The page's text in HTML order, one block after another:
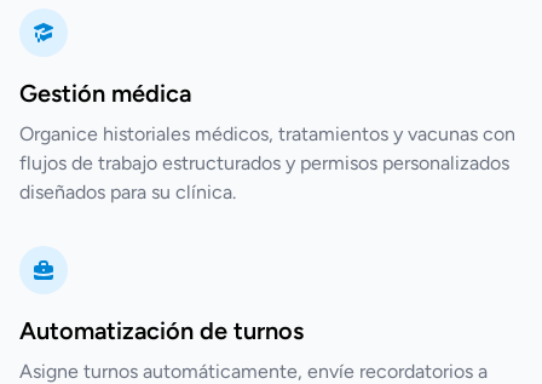
Gestión médica
Organice historiales médicos, tratamientos y vacunas con
flujos de trabajo estructurados y permisos personalizados
diseñados para su clínica.
Automatización de turnos
Asigne turnos automáticamente, envíe recordatorios a